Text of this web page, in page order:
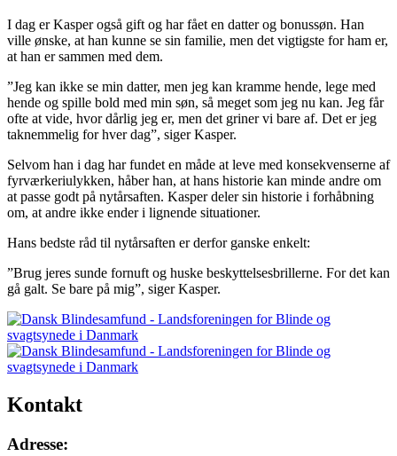
I dag er Kasper også gift og har fået en datter og bonussøn. Han
ville ønske, at han kunne se sin familie, men det vigtigste for ham er,
at han er sammen med dem.
”Jeg kan ikke se min datter, men jeg kan kramme hende, lege med
hende og spille bold med min søn, så meget som jeg nu kan. Jeg får
ofte at vide, hvor dårlig jeg er, men det griner vi bare af. Det er jeg
taknemmelig for hver dag”, siger Kasper.
Selvom han i dag har fundet en måde at leve med konsekvenserne af
fyrværkeriulykken, håber han, at hans historie kan minde andre om
at passe godt på nytårsaften. Kasper deler sin historie i forhåbning
om, at andre ikke ender i lignende situationer.
Hans bedste råd til nytårsaften er derfor ganske enkelt:
”Brug jeres sunde fornuft og huske beskyttelsesbrillerne. For det kan
gå galt. Se bare på mig”, siger Kasper.
Kontakt
Adresse: